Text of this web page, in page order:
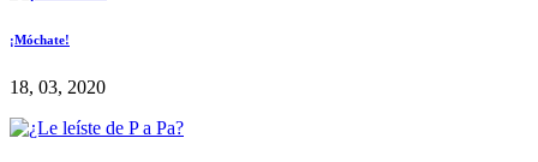
¡Móchate!
18, 03, 2020